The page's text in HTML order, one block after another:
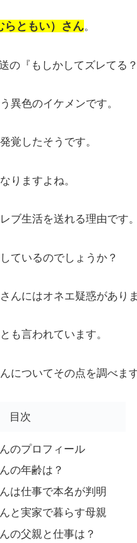
らともい）さん。
の『もしかしてズレてる
異色のイケメンです。
覚したそうです。
りますよね。
ブ生活を送れる理由です
ているのでしょうか？
んにはオネエ疑惑があり
も言われています。
についてその点を調べま
目次
のプロフィール
の年齢は？
は仕事で本名が判明
と実家で暮らす母親
の父親と仕事は？